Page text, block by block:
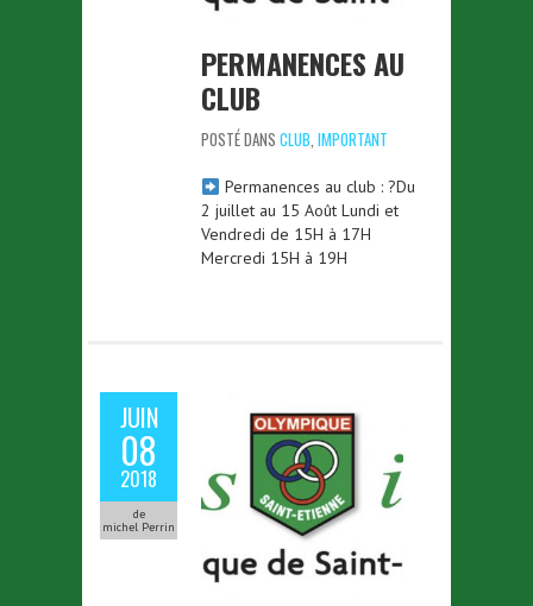
PERMANENCES AU
CLUB
POSTÉ DANS CLUB, IMPORTANT
Permanences au club : ?Du
2 juillet au 15 Août Lundi et
Vendredi de 15H à 17H
Mercredi 15H à 19H
JUIN
08
2018
de
michel Perrin